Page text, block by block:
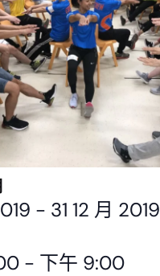
- 31 12 月 2019
- 下午 9:00